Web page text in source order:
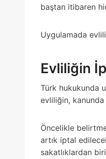
baştan itibaren
Uygulamada
Evliliğin
Türk hukukunda
evliliğin,
Öncelikle
artık iptal
sakatlıklardan